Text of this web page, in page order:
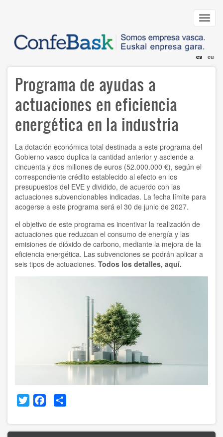
principal
es eu
Programa de ayudas a
actuaciones en eficiencia
energética en la industria
La dotación económica total destinada a este programa del
Gobierno vasco duplica la cantidad anterior y asciende a
cincuenta y dos millones de euros (52.000.000 €), según el
correspondiente crédito establecido al efecto en los
presupuestos del EVE y dividido, de acuerdo con las
actuaciones subvencionables indicadas. La fecha límite para
acogerse a este programa será el 30 de junio de 2027.
el objetivo de este programa es incentivar la realización de
actuaciones que reduzcan el consumo de energía y las
emisiones de dióxido de carbono, mediante la mejora de la
eficiencia energética. Las subvenciones se podrán aplicar a
seis tipos de actuaciones. Todos los detalles, aquí.
Twitter Facebook